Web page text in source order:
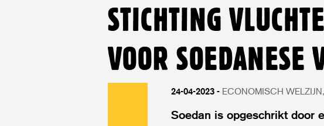
STICHTING
VOOR SOEDANESE
24-04-2023 ECONOMISCH WELZIJN
Soedan is opgeschrikt door